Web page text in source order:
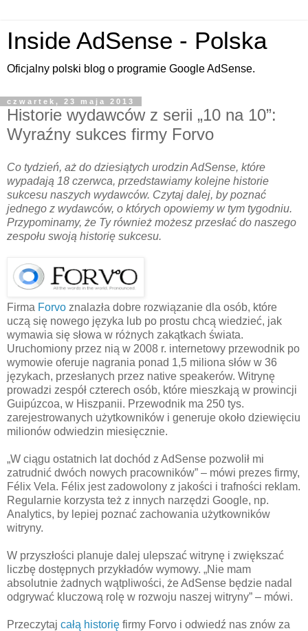
Inside AdSense - Polska
Oficjalny polski blog o programie Google AdSense.
czwartek, 23 maja 2013
Historie wydawców z serii „10 na 10”:
Wyraźny sukces firmy Forvo
Co tydzień, aż do dziesiątych urodzin AdSense, które
wypadają 18 czerwca, przedstawiamy kolejne historie
sukcesu naszych wydawców. Czytaj dalej, by poznać
jednego z wydawców, o których opowiemy w tym tygodniu.
Przypominamy, że Ty również możesz przesłać do naszego
zespołu swoją historię sukcesu.
Firma Forvo znalazła dobre rozwiązanie dla osób, które
uczą się nowego języka lub po prostu chcą wiedzieć, jak
wymawia się słowa w różnych zakątkach świata.
Uruchomiony przez nią w 2008 r. internetowy przewodnik po
wymowie oferuje nagrania ponad 1,5 miliona słów w 36
językach, przesłanych przez native speakerów. Witrynę
prowadzi zespół czterech osób, które mieszkają w prowincji
Guipúzcoa, w Hiszpanii. Przewodnik ma 250 tys.
zarejestrowanych użytkowników i generuje około dziewięciu
milionów odwiedzin miesięcznie.
„W ciągu ostatnich lat dochód z AdSense pozwolił mi
zatrudnić dwóch nowych pracowników” – mówi prezes firmy,
Félix Vela. Félix jest zadowolony z jakości i trafności reklam.
Regularnie korzysta też z innych narzędzi Google, np.
Analytics, by lepiej poznać zachowania użytkowników
witryny.
W przyszłości planuje dalej ulepszać witrynę i zwiększać
liczbę dostępnych przykładów wymowy. „Nie mam
absolutnie żadnych wątpliwości, że AdSense będzie nadal
odgrywać kluczową rolę w rozwoju naszej witryny” – mówi.
Przeczytaj całą historię firmy Forvo i odwiedź nas znów za